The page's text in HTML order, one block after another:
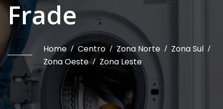
Frade
Home / Centro / Zona Norte / Zona Sul /
Zona Oeste / Zona Leste